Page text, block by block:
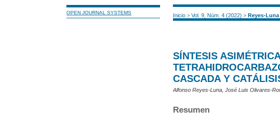
OPEN JOURNAL SYSTEMS Inicio >Vol. 9, Núm. 4 (2022) >Reyes-Luna
SÍNTESIS
CASCADA Y
Alfonso Reyes-Luna, José Luis Olivares-
Resumen